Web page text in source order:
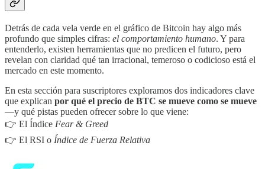
Detrás de cada vela verde en el gráfico de Bitcoin hay algo más
profundo que simples cifras: el comportamiento humano. Y para
entenderlo, existen herramientas que no predicen el futuro, pero
revelan con claridad qué tan irracional, temeroso o codicioso está el
mercado en este momento.
En esta sección para suscriptores exploramos dos indicadores clave
que explican por qué el precio de BTC se mueve como se mueve
—y qué pistas pueden ofrecer sobre lo que viene:
👉 El Índice Fear & Greed
👉 El RSI o Índice de Fuerza Relativa